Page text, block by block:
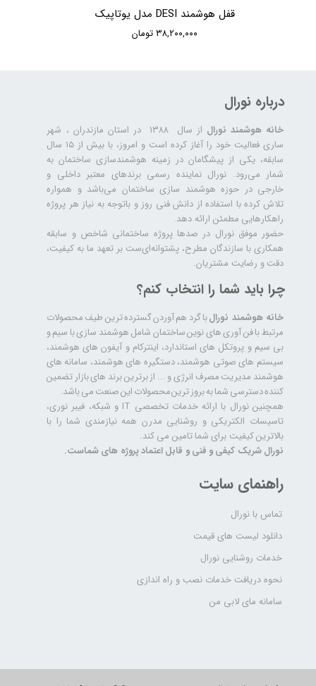
قفل هوشمند DESI مدل یوتاپیک
۳۸,۲۰۰,۰۰۰ تومان
درباره نورال
خانه هوشمند نورال
از سال ۱۳۸۸ در استان مازندران ، شهر
ساری فعالیت خود را آغاز کرده است و امروز، با بیش از ۱۵ سال
سابقه، یکی از پیشگامان در زمینه هوشمندسازی ساختمان به
شمار می‌رود. نورال نماینده رسمی برندهای معتبر داخلی و
خارجی در حوزه هوشمند سازی ساختمان می‌باشد و همواره
تلاش کرده با استفاده از دانش فنی روز و باتوجه به نیاز هر پروژه
راهکارهایی مطمئن ارائه دهد.
حضور موفق نورال در صدها پروژه‌ ساختمانی شاخص و سابقه
همکاری با سازندگان مطرح، پشتوانه‌ای‌ست بر تعهد ما به کیفیت،
دقت و رضایت مشتریان.
راهنمای سایت
تماس با نورال
دانلود لیست های قیمت
خدمات روشنایی نورال
نحوه دریافت خدمات نصب و راه اندازی
سامانه مای لابی من
چرا باید شما را انتخاب کنم؟
خانه هوشمند نورالبا گرد هم آوردن گسترده ترین طیف محصولات
مرتبط با فن آوری های نوین ساختمان شامل هوشمند سازی با سیم و
بی سیم و پروتکل های استاندارد، اینترکام و آیفون های هوشمند،
سیستم های صوتی هوشمند، دستگیره های هوشمند، سامانه های
هوشمند مدیریت مصرف انرژی و ... از برترین برند های بازار تضمین
کننده دسترسی شما به بروز ترین محصولات این صنعت می باشد.
همچنین نورال با ارائه خدمات تخصصی IT و شبکه، فیبر نوری،
تاسیسات الکتریکی و روشنایی مدرن همه نیازمندی شما را با
بالاترین کیفیت برای شما تامین می کند.
نورال شریک کیفی و فنی و قابل اعتماد پروژه های شماست.